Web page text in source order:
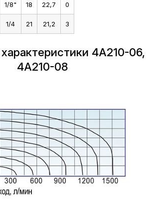
1/8" 18 22,7 0
1/4 21 21,2 3
4A210-06,
4A210-08